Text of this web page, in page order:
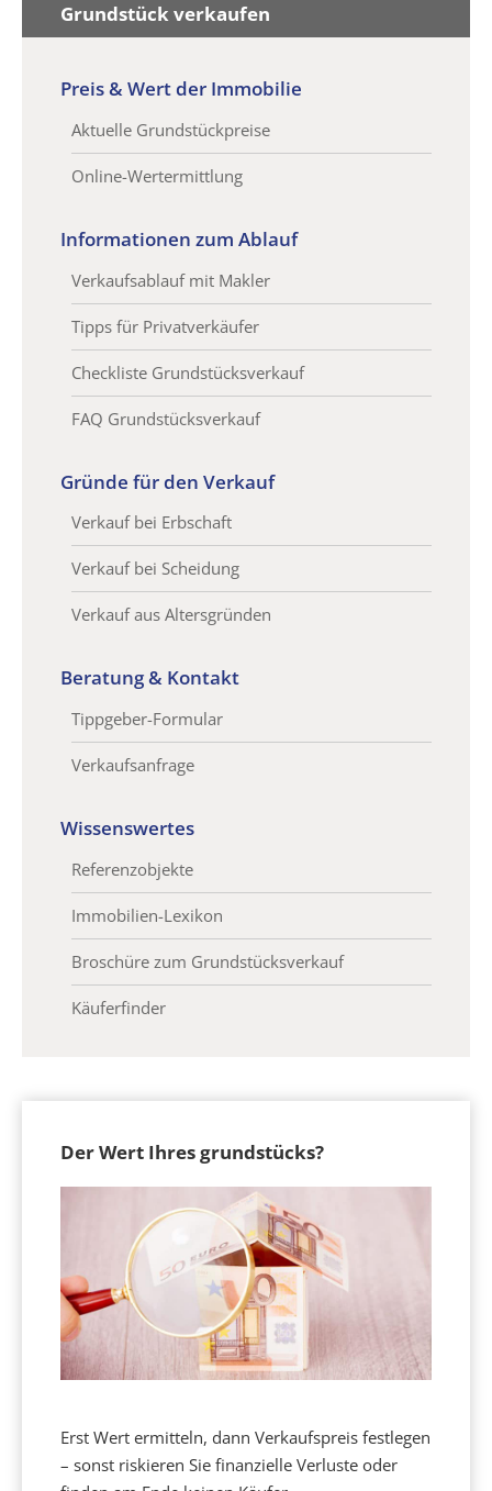
Grundstück verkaufen
Preis & Wert der Immobilie
Aktuelle Grundstückpreise
Online-Wertermittlung
Informationen zum Ablauf
Verkaufsablauf mit Makler
Tipps für Privatverkäufer
Checkliste Grundstücksverkauf
FAQ Grundstücksverkauf
Gründe für den Verkauf
Verkauf bei Erbschaft
Verkauf bei Scheidung
Verkauf aus Altersgründen
Beratung & Kontakt
Tippgeber-Formular
Verkaufsanfrage
Wissenswertes
Referenzobjekte
Immobilien-Lexikon
Broschüre zum Grundstücksverkauf
Käuferfinder
Der Wert Ihres grundstücks?
Erst Wert ermitteln, dann Verkaufspreis festlegen
– sonst riskieren Sie finanzielle Verluste oder